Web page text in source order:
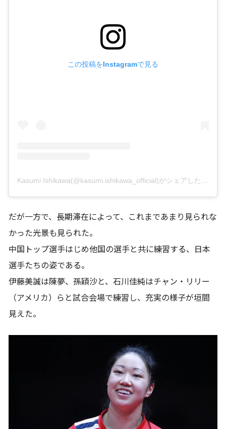
この投稿をInstagramで見る
Kasumi Ishikawa(@kasumi.ishikawa_official)がシェアした投稿
だが一方で、長期滞在によって、これまであまり見られな
かった光景も見られた。
中国トップ選手はじめ他国の選手と共に練習する、日本
選手たちの姿である。
伊藤美誠は陳夢、孫穎沙と、石川佳純はチャン・リリー
（アメリカ）らと試合会場で練習し、充実の様子が垣間
見えた。